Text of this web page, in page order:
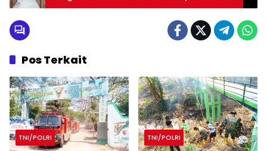
Pos Terkait
TNI/POLRI TNI/POLRI